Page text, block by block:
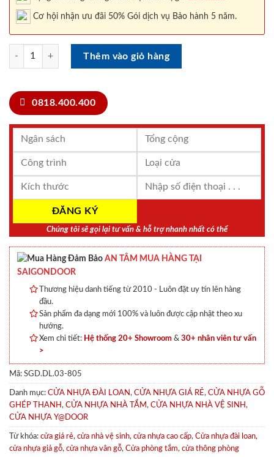
Cơ hội nhận ưu đãi 50% Gói dịch vụ Bảo hành 5 năm.
Cửa nhựa Đài Loan DL.03-805 số lượng
Thêm vào giỏ hàng
0818.400.400
Chúng tôi sẽ gọi lại tư vấn & hỗ trợ nhanh nhất có thể
AN TÂM MUA HÀNG TẠI
SAIGONDOOR
Thương hiệu danh tiếng từ 2010 - Luôn đặt uy tín lên hàng
đầu.
Sản phẩm đa dạng mới 100% và luôn được cập nhật theo xu
hướng.
Xem chi tiết: Hệ thống 20+ Showroom & 30+ nhân viên tư vấn
>
Mã: SGD.DL.03-805
Danh mục: CỬA NHỰA ĐÀI LOAN, CỬA NHỰA GIÁ RẺ, CỬA NHỰA GỖ
GHÉP THANH, CỬA NHỰA NHÀ TẮM, CỬA NHỰA NHÀ VỆ SINH,
CỬA NHỰA Y@DOOR
Từ khóa: cửa giá rẻ, cửa nhà vệ sinh, cửa nhựa cao cấp, Cửa nhựa đài loan,
cửa nhựa giả gỗ, cửa nhựa vân gỗ, Cửa phòng tắm, cửa thông phòng